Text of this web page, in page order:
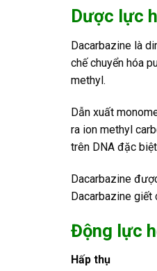
Dược lực
Dacarbazine là
chế chuyển hóa
methyl.
Dẫn xuất
ra ion methyl
trên DNA đặc
Dacarbazine
Dacarbazine giết
Động lực
Hấp thụ